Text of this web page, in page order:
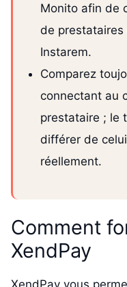
Monito afin de
de prestataires
Instarem.
Comparez
connectant au
prestataire ; le
différer de
réellement.
Comment
XendPay
XendPay vous